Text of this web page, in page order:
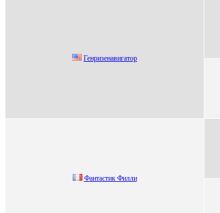
Генpизенaвигaтop
Фантастик Филли